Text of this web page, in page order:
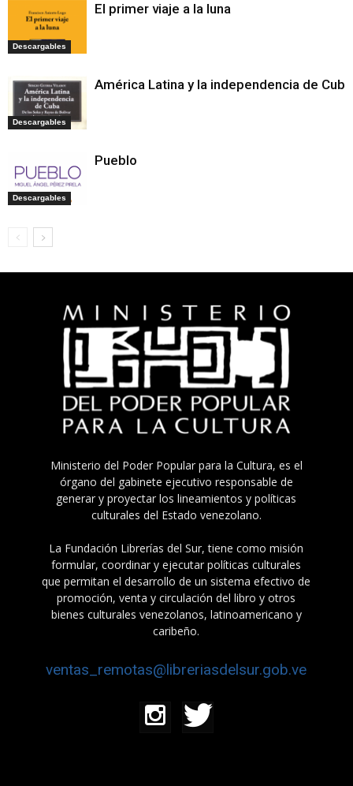
Descargables
El primer viaje a la luna
Descargables
América Latina y la independencia de Cuba
Descargables
Pueblo
Ministerio del Poder Popular para la Cultura, es el
órgano del gabinete ejecutivo responsable de
generar y proyectar los lineamientos y políticas
culturales del Estado venezolano.
La Fundación Librerías del Sur, tiene como misión
formular, coordinar y ejecutar políticas culturales
que permitan el desarrollo de un sistema efectivo de
promoción, venta y circulación del libro y otros
bienes culturales venezolanos, latinoamericano y
caribeño.
ventas_remotas@libreriasdelsur.gob.ve